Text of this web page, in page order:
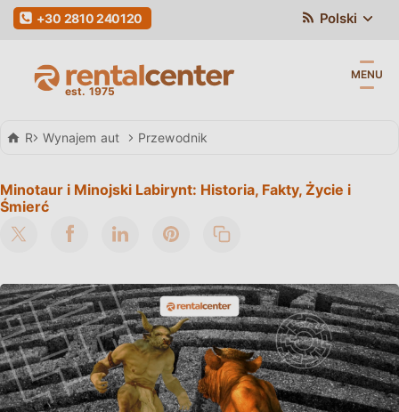
Polski
+30 2810 240120
MENU
Rental Center Crete
Wynajem aut Przewodnik
Minotaur i Minojski Labirynt: Historia, Fakty, Życie i
Śmierć